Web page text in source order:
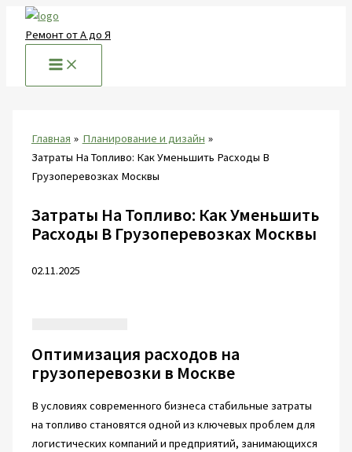
Перейти
Ремонт от А до Я
Главная
Планирование и дизайн
Затраты На Топливо: Как Уменьшить Расходы В
Грузоперевозках Москвы
Затраты На Топливо: Как Уменьшить
Расходы В Грузоперевозках Москвы
02.11.2025
Оптимизация расходов на
грузоперевозки в Москве
В условиях современного бизнеса стабильные затраты
на топливо становятся одной из ключевых проблем для
логистических компаний и предприятий, занимающихся